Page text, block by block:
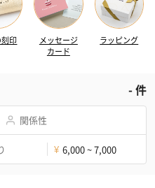
印
メッセージ
カード
ラッピング
-件
関係性
¥ 6,000 ~ 7,000